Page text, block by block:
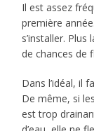
Il est assez
première
s’installer.
de chances de
Dans l’idéal, il
De même, si
est trop